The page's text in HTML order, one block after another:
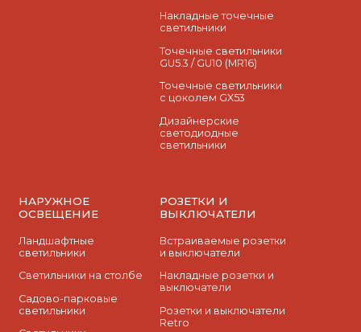
Накладные точечные
светильники
Точечные светильники
GU5.3 / GU10 (MR16)
Точечные светильники
с цоколем GX53
Дизайнерские
светодиодные
светильники
НАРУЖНОЕ
ОСВЕЩЕНИЕ
Ландшафтные
светильники
Светильники на столбе
Садово-парковые
светильники
РОЗЕТКИ И
ВЫКЛЮЧАТЕЛИ
Встраиваемые розетки
и выключатели
Накладные розетки и
выключатели
Розетки и выключатели
Retro